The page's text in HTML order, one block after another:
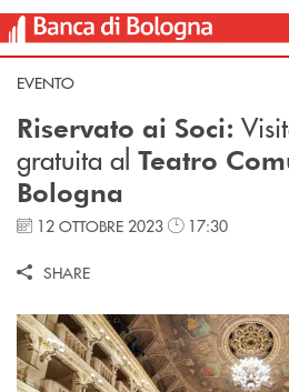
Salta al contenuto principale
EVENTO
Riservato ai Soci:
gratuita al Teatro
Bologna
12 OTTOBRE 2023 17:30
SHARE